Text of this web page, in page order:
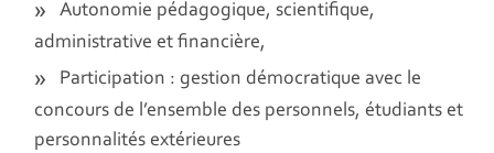
Autonomie pédagogique, scientifique,
administrative et financière,
Participation : gestion démocratique avec le
concours de l’ensemble des personnels, étudiants et
personnalités extérieures